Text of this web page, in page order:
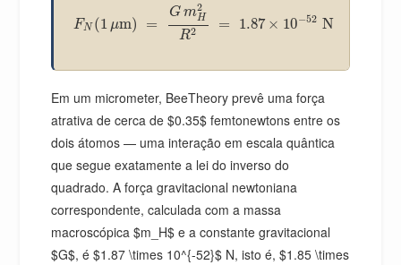
FN (1 μm) =
Gm2
H
R2 = 1.87 × 10−52 N
Em um micrometer, BeeTheory prevê uma força
atrativa de cerca de $0.35$ femtonewtons entre os
dois átomos — uma interação em escala quântica
que segue exatamente a lei do inverso do
quadrado. A força gravitacional newtoniana
correspondente, calculada com a massa
macroscópica $m_H$ e a constante gravitacional
$G$, é $1.87 \times 10^{-52}$ N, isto é, $1.85 \times